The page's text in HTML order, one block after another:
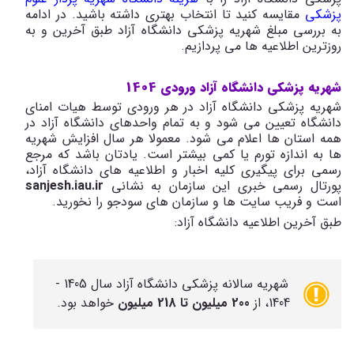
پزشکی مقایسه کنید تا انتخاب بهتری داشته باشید. در ادامه
به بررسی مبلغ شهریه پزشکی دانشگاه آزاد طبق آخرین و به
روزترین اطلاعیه ها می پردازیم.
شهریه پزشکی دانشگاه آزاد ورودی 1404
شهریه پزشکی دانشگاه آزاد در هر ورودی توسط هیات امنای
دانشگاه تعیین می شود و به تمام واحدهای دانشگاه آزاد در
همه استان ها اعلام می شود. معمولا هر سال افزایش شهریه
ها به اندازه تورم یا کمی بیشتر است. یادتان باشد که مرجع
رسمی برای پیگیری کلیه اخبار و اطلاعیه های دانشگاه آزاد،
پورتال رسمی خبری این سازمان به نشانی sanjesh.iau.ir
است و فریب سایت ها و سازمان های سودجو را نخورید.
طبق آخرین اطلاعیه دانشگاه آزاد:
شهریه سالانه پزشکی دانشگاه آزاد سال 1405 -
1404، از
200 میلیون تا 218 میلیون خواهد بود.